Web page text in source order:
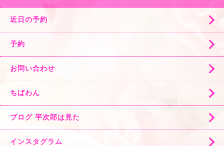
近日の予約
予約
お問い合わせ
ちばわん
ブログ 平次郎は見た
インスタグラム